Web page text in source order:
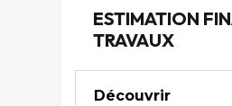
ESTIMATION
TRAVAUX
Découvrir